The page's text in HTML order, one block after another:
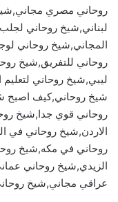
روحاني مصري
لبناني,شيخ روحاني
المجاني,شيخ روحاني
روحاني للتفريق,شيخ
ليبي,شيخ روحاني
شيخ روحاني,كيف اصبح
روحاني قوي جدا,شيخ
الاردن,شيخ روحاني في
روحاني في مكه,شيخ
الزيدي,شيخ روحاني
عراقي مجاني,شيخ